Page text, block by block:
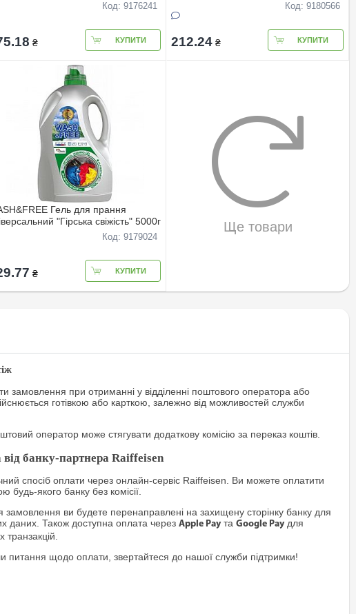
Код: 9176241
₴ КУПИТИ
Код: 9180566
212.24 ₴ КУПИТИ
Гель для прання
"Гірська свіжість" 5000г
Код: 9179024
₴ КУПИТИ
Ще товари
замовлення при отриманні у відділенні поштового оператора або
готівкою або карткою, залежно від можливостей служби
оператор може стягувати додаткову комісію за переказ коштів.
банку-партнера Raiffeisen
спосіб оплати через онлайн-сервіс Raiffeisen. Ви можете оплатити
будь-якого банку без комісії.
ви будете перенаправлені на захищену сторінку банку для
даних. Також доступна оплата черезApple Pay таGoogle Pay для
транзакцій.
питання щодо оплати, звертайтеся до нашої служби підтримки!